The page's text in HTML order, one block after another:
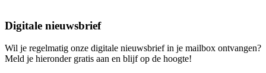
Digitale nieuwsbrief
Wil je regelmatig onze digitale nieuwsbrief in je mailbox ontvangen?
Meld je hieronder gratis aan en blijf op de hoogte!